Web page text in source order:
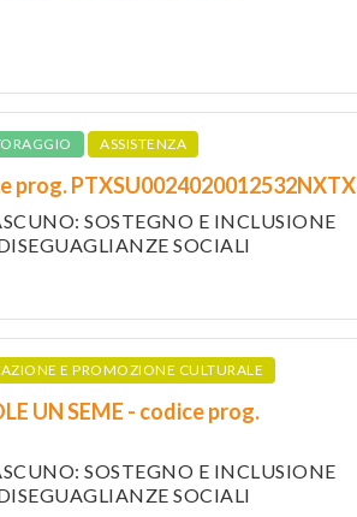
ASSISTENZA
prog. PTXSU0024020012532NXTX
SOSTEGNO E INCLUSIONE
SOCIALI
E PROMOZIONE CULTURALE
UN SEME - codice prog.
SOSTEGNO E INCLUSIONE
SOCIALI